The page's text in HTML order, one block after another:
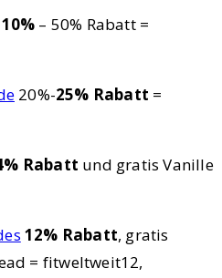
10% – 50% Rabatt =
20%-25% Rabatt =
Rabatt und gratis Vanille
12% Rabatt, gratis
= fitweltweit12,